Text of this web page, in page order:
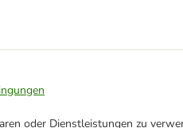
oder Dienstleistungen zu